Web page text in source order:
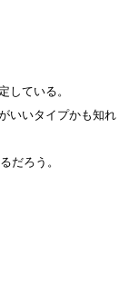
している。
いいタイプかも知れ
だろう。